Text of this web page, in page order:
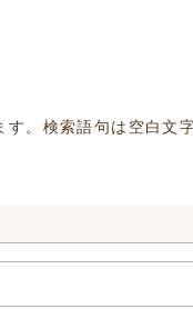
。検索語句は空白